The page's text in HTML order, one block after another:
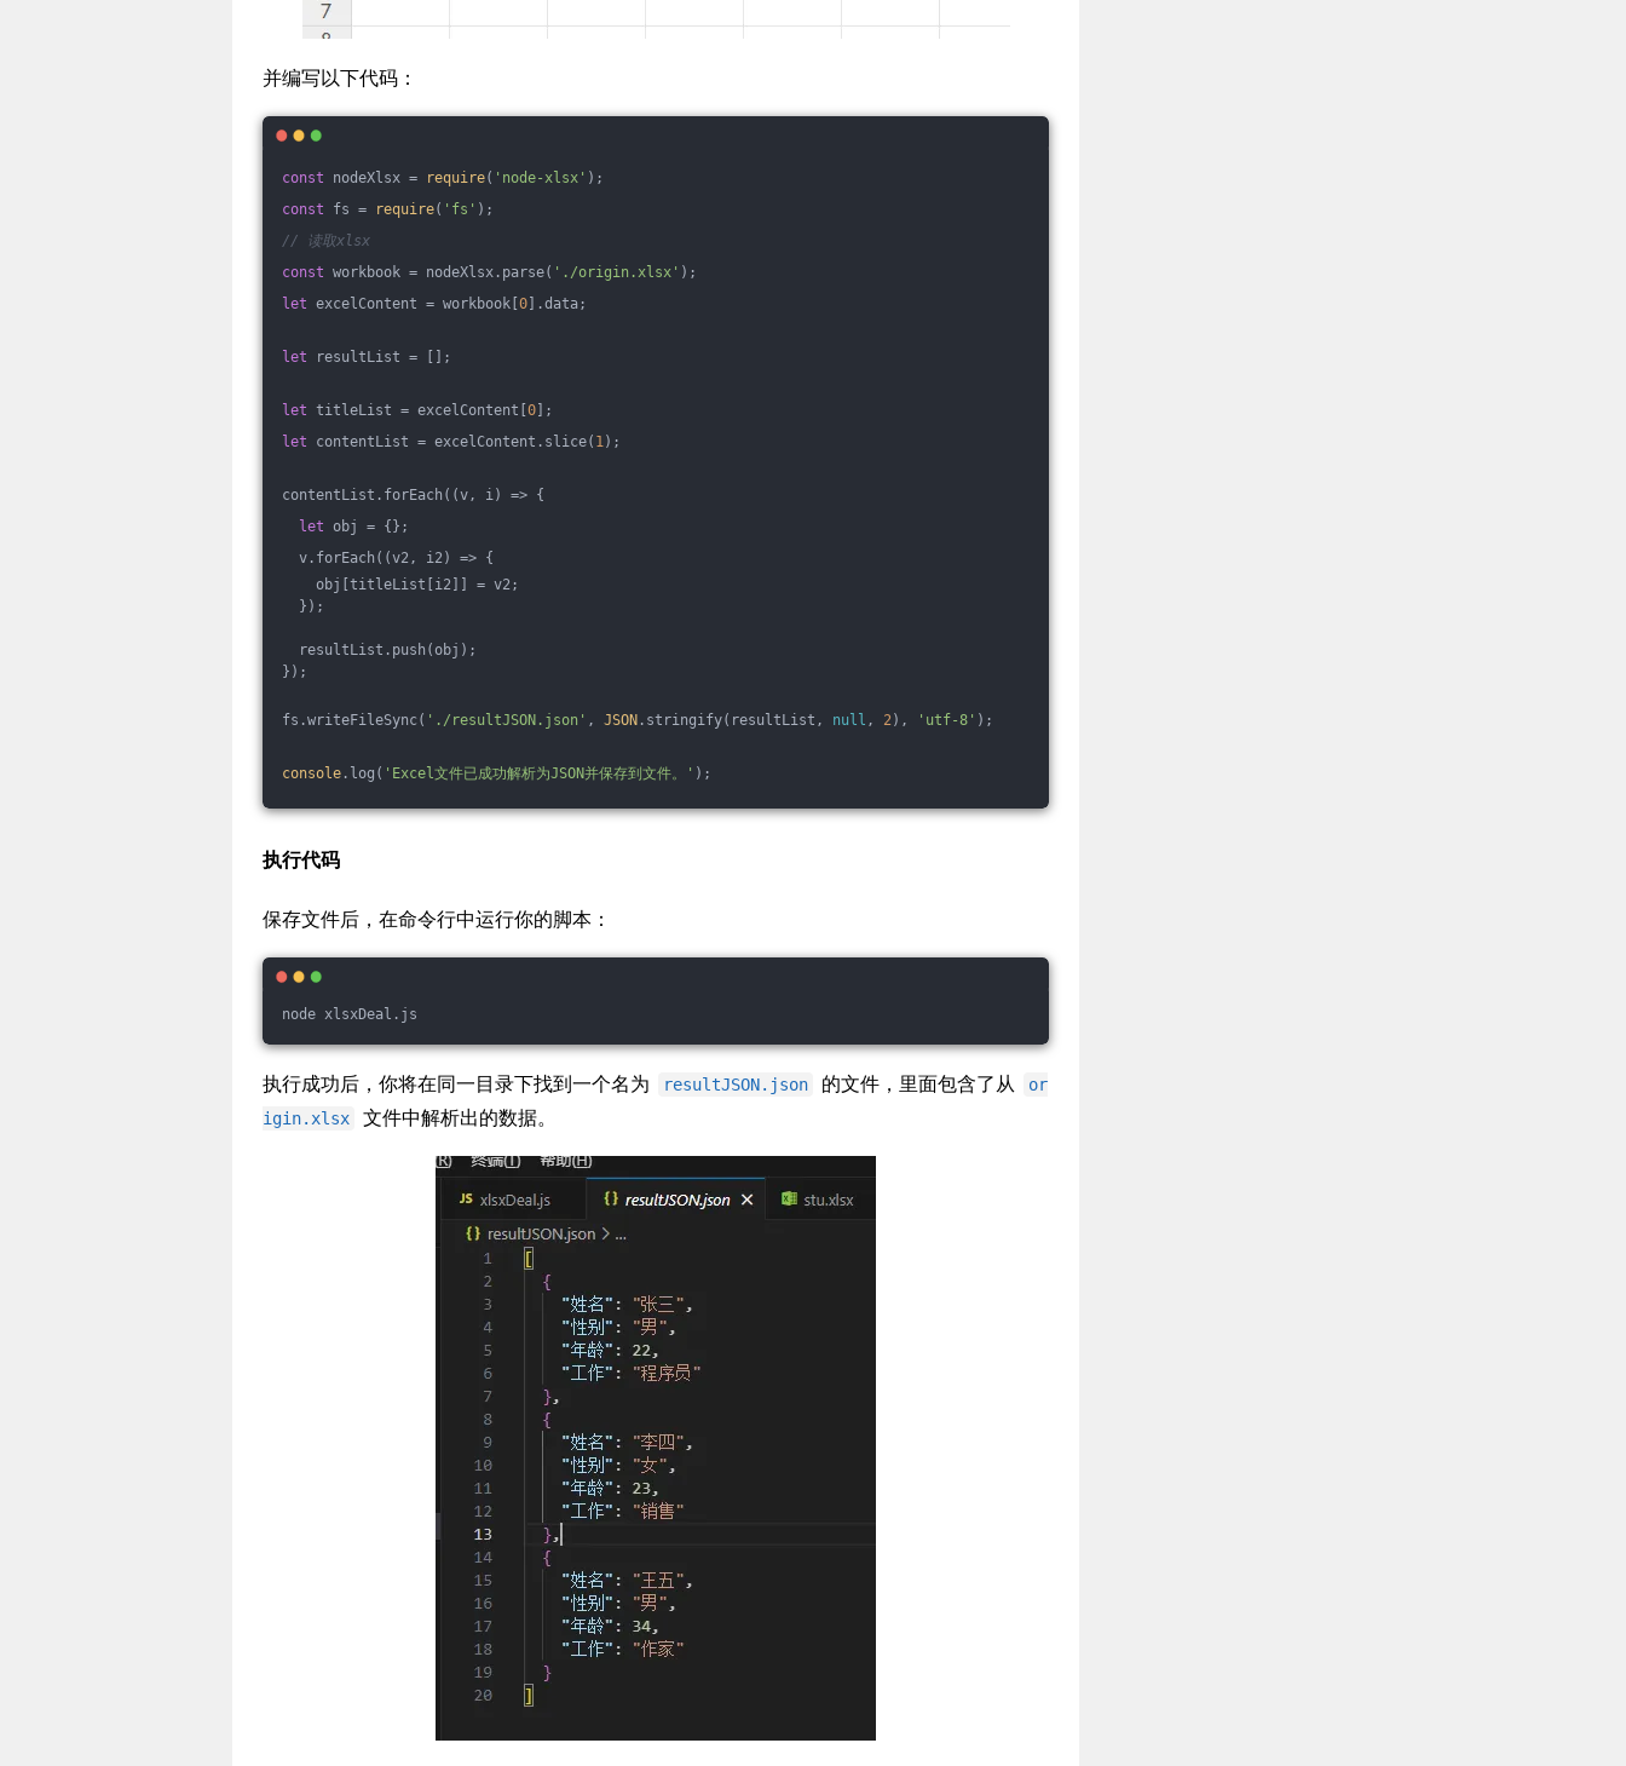
并编写以下代码：
const nodeXlsx = require( 'node-xlsx' );
const fs = require( 'fs' );
// 读取xlsx
const workbook = nodeXlsx.parse( './origin.xlsx' );
let excelContent = workbook[ 0 ].data;
let resultList = [];
let titleList = excelContent[ 0 ];
let contentList = excelContent.slice( 1);
contentList.forEach( (v, i) => {
let obj = {};
v.forEach( (v2, i2) => {
obj[titleList[i2]] = v2;
});
resultList.push(obj);
});
fs.writeFileSync( './resultJSON.json' , JSON .stringify(resultList, null , 2), 'utf-8' );
console .log( 'Excel文件已成功解析为JSON并保存到文件。' );
执行代码
保存文件后，在命令行中运行你的脚本：
node xlsxDeal.js
执行成功后，你将在同一目录下找到一个名为 resultJSON.json 的文件，里面包含了从
or
igin.xlsx
文件中解析出的数据。